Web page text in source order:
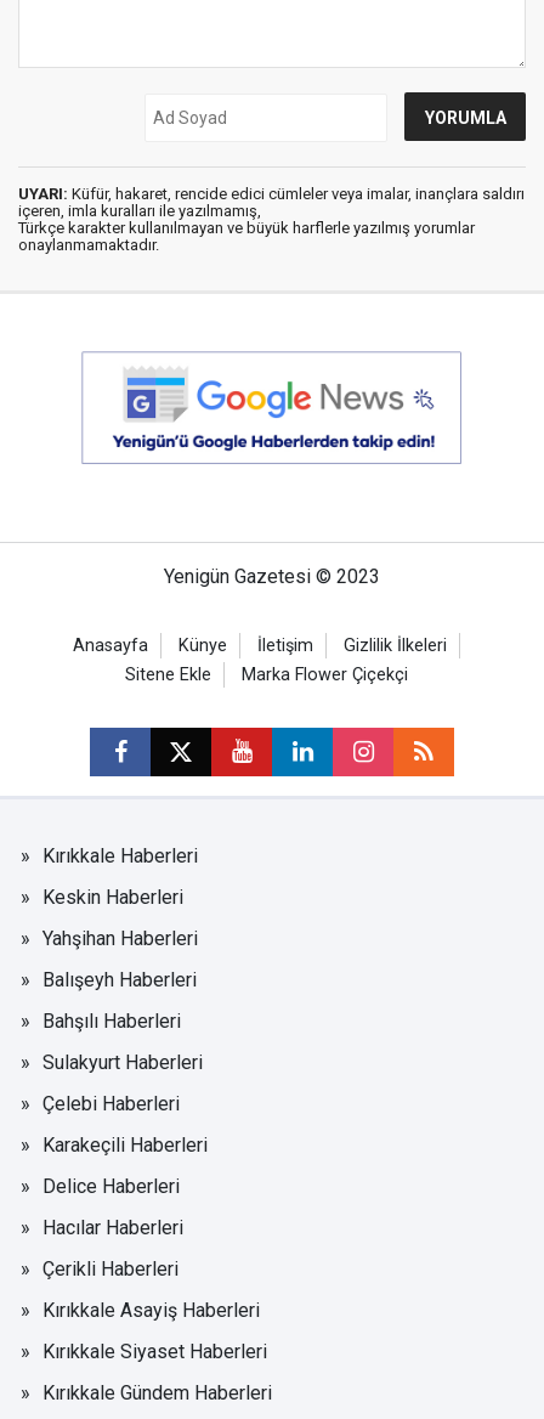
UYARI: Küfür, hakaret, rencide edici cümleler veya imalar, inançlara saldırı
içeren, imla kuralları ile yazılmamış,
Türkçe karakter kullanılmayan ve büyük harflerle yazılmış yorumlar
onaylanmamaktadır.
Yenigün Gazetesi © 2023
Anasayfa Künye İletişim
Gizlilik İlkeleri
Sitene Ekle
Marka Flower Çiçekçi
Kırıkkale Haberleri
Keskin Haberleri
Yahşihan Haberleri
Balışeyh Haberleri
Bahşılı Haberleri
Sulakyurt Haberleri
Çelebi Haberleri
Karakeçili Haberleri
Delice Haberleri
Hacılar Haberleri
Çerikli Haberleri
Kırıkkale Asayiş Haberleri
Kırıkkale Siyaset Haberleri
Kırıkkale Gündem Haberleri